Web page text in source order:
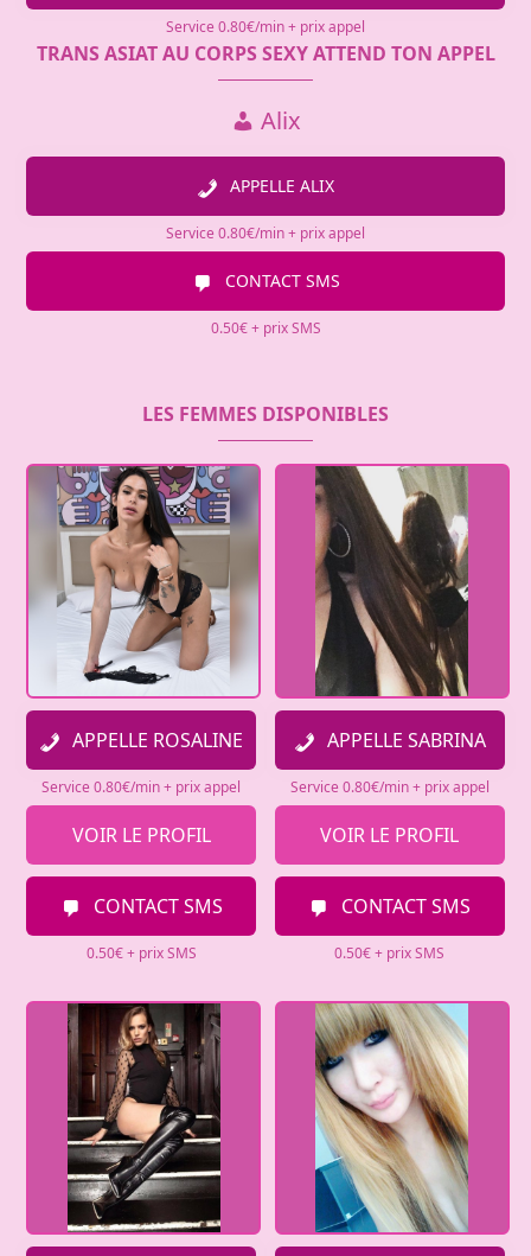
Service 0.80€/min + prix appel
TRANS ASIAT AU CORPS SEXY ATTEND TON APPEL
Alix
APPELLE ALIX
Service 0.80€/min + prix appel
CONTACT SMS
0.50€ + prix SMS
LES FEMMES DISPONIBLES
APPELLE ROSALINE
Service 0.80€/min + prix appel
VOIR LE PROFIL
CONTACT SMS
0.50€ + prix SMS
APPELLE SABRINA
Service 0.80€/min + prix appel
VOIR LE PROFIL
CONTACT SMS
0.50€ + prix SMS